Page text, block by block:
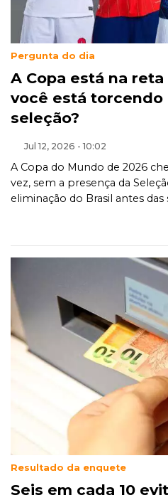
Pergunta do dia
A Copa está na
você está torcendo
seleção?
Jul 12, 2026 - 10:02
A Copa do Mundo de 2026
vez, sem a presença da
eliminação do Brasil antes das
Resultado da enquete
Seis em cada 10